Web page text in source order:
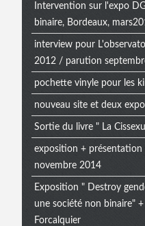
Intervention sur l'expo
binaire, Bordeaux,
interview pour
2012 / parution
pochette vinyle pour les
nouveau site et deux
Sortie du livre " La
exposition + présentation
novembre 2014
Exposition " Destroy
une société non binaire"
Forcalquier